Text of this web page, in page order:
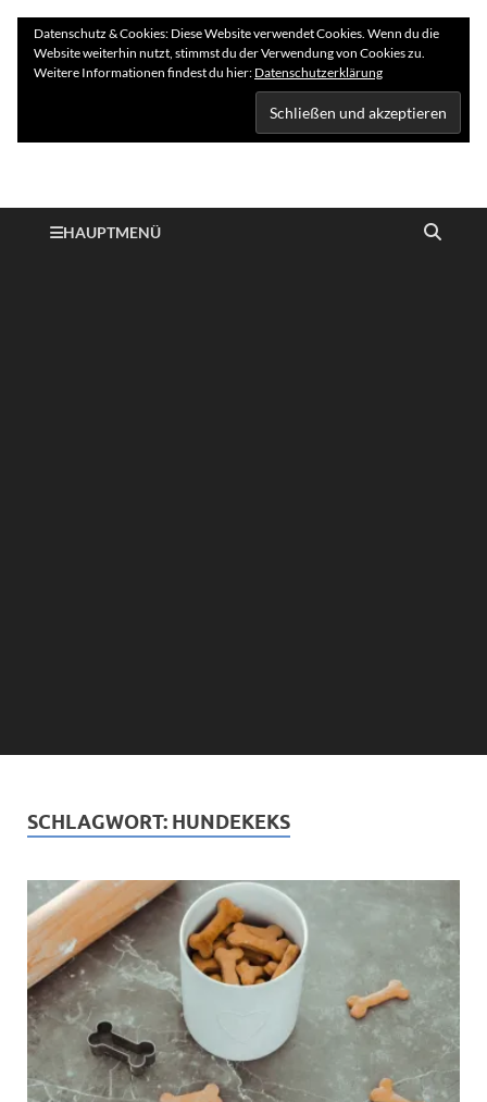
Hundelogie
HAUPTMENÜ
SCHLAGWORT: HUNDEKEKS
Datenschutz & Cookies: Diese Website verwendet Cookies. Wenn du die
Website weiterhin nutzt, stimmst du der Verwendung von Cookies zu.
Weitere Informationen findest du hier: Datenschutzerklärung